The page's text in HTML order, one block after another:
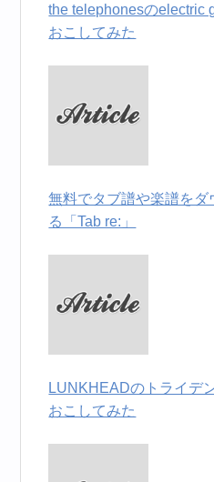
the telephonesのelectric
おこしてみた
無料でタブ譜や楽譜をダ
る「Tab re:」
LUNKHEADのトライデ
おこしてみた